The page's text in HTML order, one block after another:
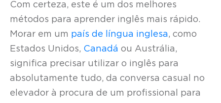
Com certeza, este é um dos melhores
métodos para aprender inglês mais rápido.
Morar em um país de língua inglesa, como
Estados Unidos, Canadá ou Austrália,
significa precisar utilizar o inglês para
absolutamente tudo, da conversa casual no
elevador à procura de um profissional para